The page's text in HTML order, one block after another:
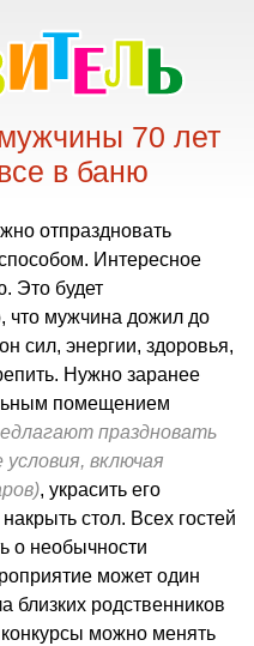
70 лет
в баню
Интересное
Это будет
что мужчина дожил до
сил, энергии, здоровья,
Нужно заранее
помещением
праздновать
включая
, украсить его
стол. Всех гостей
о необычности
может один
близких родственников
можно менять